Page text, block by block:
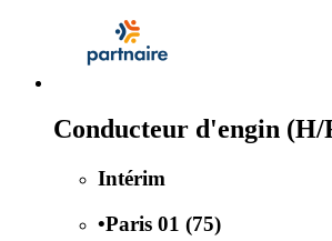
Conducteur d'engin (H/
Intérim
•Paris 01 (75)